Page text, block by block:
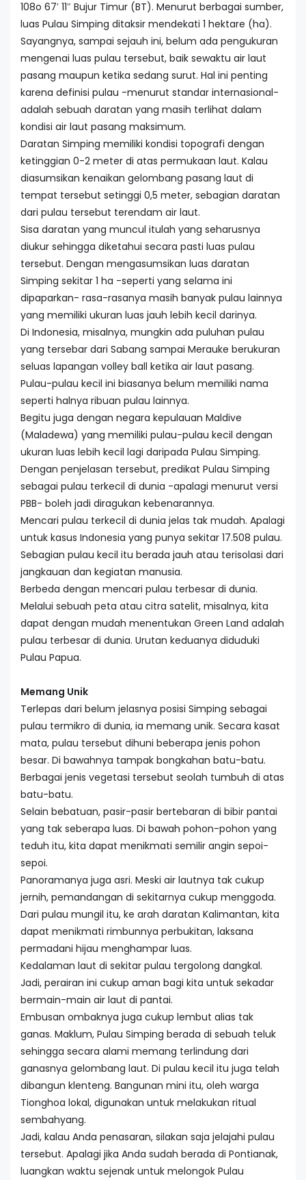
108o 67′ 11″ Bujur Timur (BT). Menurut berbagai sumber,
luas Pulau Simping ditaksir mendekati 1 hektare (ha).
Sayangnya, sampai sejauh ini, belum ada pengukuran
mengenai luas pulau tersebut, baik sewaktu air laut
pasang maupun ketika sedang surut. Hal ini penting
karena definisi pulau -menurut standar internasional-
adalah sebuah daratan yang masih terlihat dalam
kondisi air laut pasang maksimum.
Daratan Simping memiliki kondisi topografi dengan
ketinggian 0-2 meter di atas permukaan laut. Kalau
diasumsikan kenaikan gelombang pasang laut di
tempat tersebut setinggi 0,5 meter, sebagian daratan
dari pulau tersebut terendam air laut.
Sisa daratan yang muncul itulah yang seharusnya
diukur sehingga diketahui secara pasti luas pulau
tersebut. Dengan mengasumsikan luas daratan
Simping sekitar 1 ha -seperti yang selama ini
dipaparkan- rasa-rasanya masih banyak pulau lainnya
yang memiliki ukuran luas jauh lebih kecil darinya.
Di Indonesia, misalnya, mungkin ada puluhan pulau
yang tersebar dari Sabang sampai Merauke berukuran
seluas lapangan volley ball ketika air laut pasang.
Pulau-pulau kecil ini biasanya belum memiliki nama
seperti halnya ribuan pulau lainnya.
Begitu juga dengan negara kepulauan Maldive
(Maladewa) yang memiliki pulau-pulau kecil dengan
ukuran luas lebih kecil lagi daripada Pulau Simping.
Dengan penjelasan tersebut, predikat Pulau Simping
sebagai pulau terkecil di dunia -apalagi menurut versi
PBB- boleh jadi diragukan kebenarannya.
Mencari pulau terkecil di dunia jelas tak mudah. Apalagi
untuk kasus Indonesia yang punya sekitar 17.508 pulau.
Sebagian pulau kecil itu berada jauh atau terisolasi dari
jangkauan dan kegiatan manusia.
Berbeda dengan mencari pulau terbesar di dunia.
Melalui sebuah peta atau citra satelit, misalnya, kita
dapat dengan mudah menentukan Green Land adalah
pulau terbesar di dunia. Urutan keduanya diduduki
Pulau Papua.
Memang Unik
Terlepas dari belum jelasnya posisi Simping sebagai
pulau termikro di dunia, ia memang unik. Secara kasat
mata, pulau tersebut dihuni beberapa jenis pohon
besar. Di bawahnya tampak bongkahan batu-batu.
Berbagai jenis vegetasi tersebut seolah tumbuh di atas
batu-batu.
Selain bebatuan, pasir-pasir bertebaran di bibir pantai
yang tak seberapa luas. Di bawah pohon-pohon yang
teduh itu, kita dapat menikmati semilir angin sepoi-
sepoi.
Panoramanya juga asri. Meski air lautnya tak cukup
jernih, pemandangan di sekitarnya cukup menggoda.
Dari pulau mungil itu, ke arah daratan Kalimantan, kita
dapat menikmati rimbunnya perbukitan, laksana
permadani hijau menghampar luas.
Kedalaman laut di sekitar pulau tergolong dangkal.
Jadi, perairan ini cukup aman bagi kita untuk sekadar
bermain-main air laut di pantai.
Embusan ombaknya juga cukup lembut alias tak
ganas. Maklum, Pulau Simping berada di sebuah teluk
sehingga secara alami memang terlindung dari
ganasnya gelombang laut. Di pulau kecil itu juga telah
dibangun klenteng. Bangunan mini itu, oleh warga
Tionghoa lokal, digunakan untuk melakukan ritual
sembahyang.
Jadi, kalau Anda penasaran, silakan saja jelajahi pulau
tersebut. Apalagi jika Anda sudah berada di Pontianak,
luangkan waktu sejenak untuk melongok Pulau